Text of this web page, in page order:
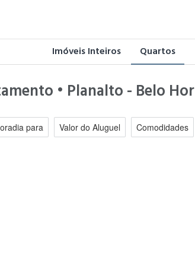
Imóveis Inteiros Quartos
• Planalto - Belo
para Valor do Aluguel Comodidades